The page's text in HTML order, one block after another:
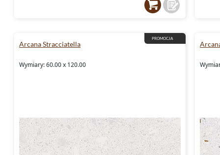
wymarzony dom jest na wyciągnięcie ręki!
PROMOCJA
Arcana Stracciatella
Wymiary: 60.00 x 120.00